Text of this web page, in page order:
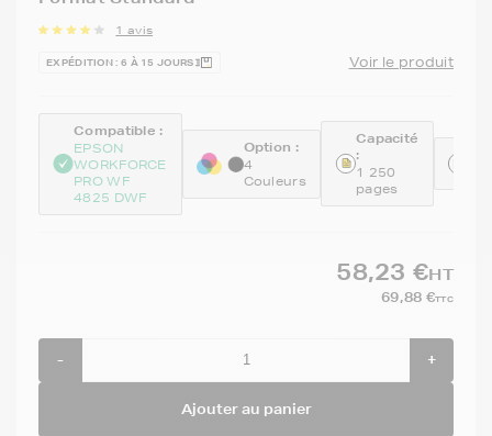
1 avis
EXPÉDITION : 6 À 15 JOURS Voir le produit
Compatible :
EPSON
WORKFORCE
PRO WF
4825 DWF
Option :
4
Couleurs
Capacité
:
1 250
pages
58,23 €HT
69,88 €TTC
- +
Ajouter au panier